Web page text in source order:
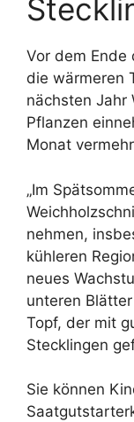
Vor dem Ende
die wärmeren
nächsten Jahr
Pflanzen
Monat
„Im
nehmen,
kühleren
neues
unteren
Topf, der mit
Stecklingen
Sie können